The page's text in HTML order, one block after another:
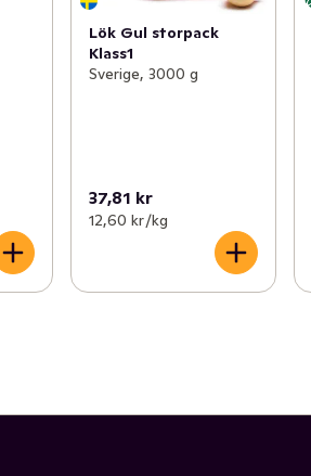
Lök Gul storpack
Klass1
Sverige, 3000 g
37,81 kr
12,60 kr /kg